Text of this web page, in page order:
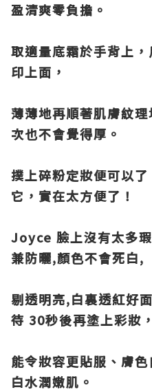
盈清爽零負擔。
取適量底霜於手背上
印上面，
薄薄地再順著肌膚紋
次也不會覺得厚。
撲上碎粉定妝便可以
它，實在太方便了！
Joyce 臉上沒有太多
兼防曬,顏色不會死白,
剔透明亮,白裏透紅好
待 30秒後再塗上彩妝，
能令妝容更貼服、膚
白水潤嫩肌。